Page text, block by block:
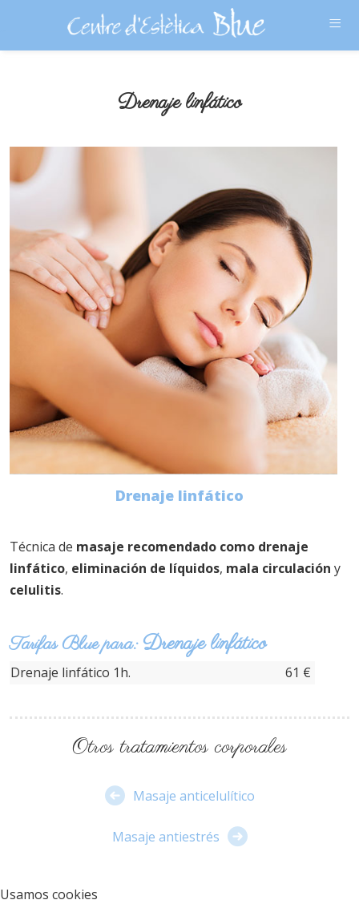
Drenaje linfático
Drenaje linfático
Técnica de masaje recomendado como drenaje
linfático, eliminación de líquidos, mala circulación y
celulitis.
Tarifas Blue para: Drenaje linfático
Drenaje linfático 1h. 61 €
Masaje anticelulítico
Otros tratamientos corporales
Masaje antiestrés
Usamos cookies
≡